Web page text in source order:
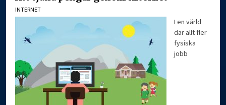
INTERNET
I en värld
där allt fler
fysiska
jobb